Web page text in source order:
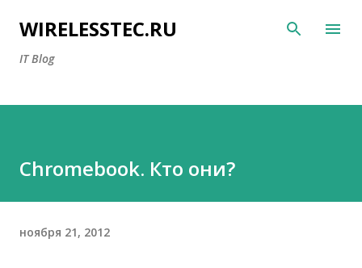
К основному контенту
WIRELESSTEC.RU
IT Blog
Chromebook. Кто они?
ноября 21, 2012